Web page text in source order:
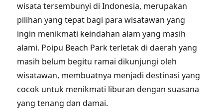
wisata tersembunyi di Indonesia, merupakan
pilihan yang tepat bagi para wisatawan yang
ingin menikmati keindahan alam yang masih
alami. Poipu Beach Park terletak di daerah yang
masih belum begitu ramai dikunjungi oleh
wisatawan, membuatnya menjadi destinasi yang
cocok untuk menikmati liburan dengan suasana
yang tenang dan damai.